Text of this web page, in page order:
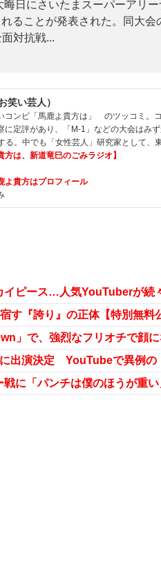
日にさいたまスーパーアリー
れることが発表された。同大会
面対抗戦...
笑い芸人）
コンビ「馬鹿よ貴方は」 のツッコミ。
に定評があり、「M-1」などの大会はみ
。中でも「女性芸人」研究家として、
は、新道竜巳のごみラジオ】
よ貴方はプロフィール
イピース…人気YouTuberが続
す『誇り』の正体【特別無料
出演決定 YouTubeで異例の
に「パンチは僕のほうが重